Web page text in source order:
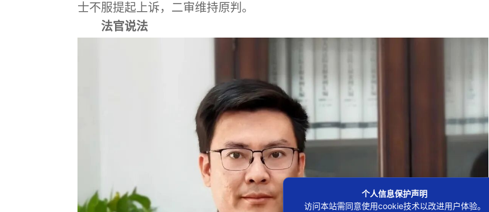
士不服提起上诉，二审维持原判。
法官说法
个人信息保护声明
访问本站需同意使用cookie技术以改进用户体验。